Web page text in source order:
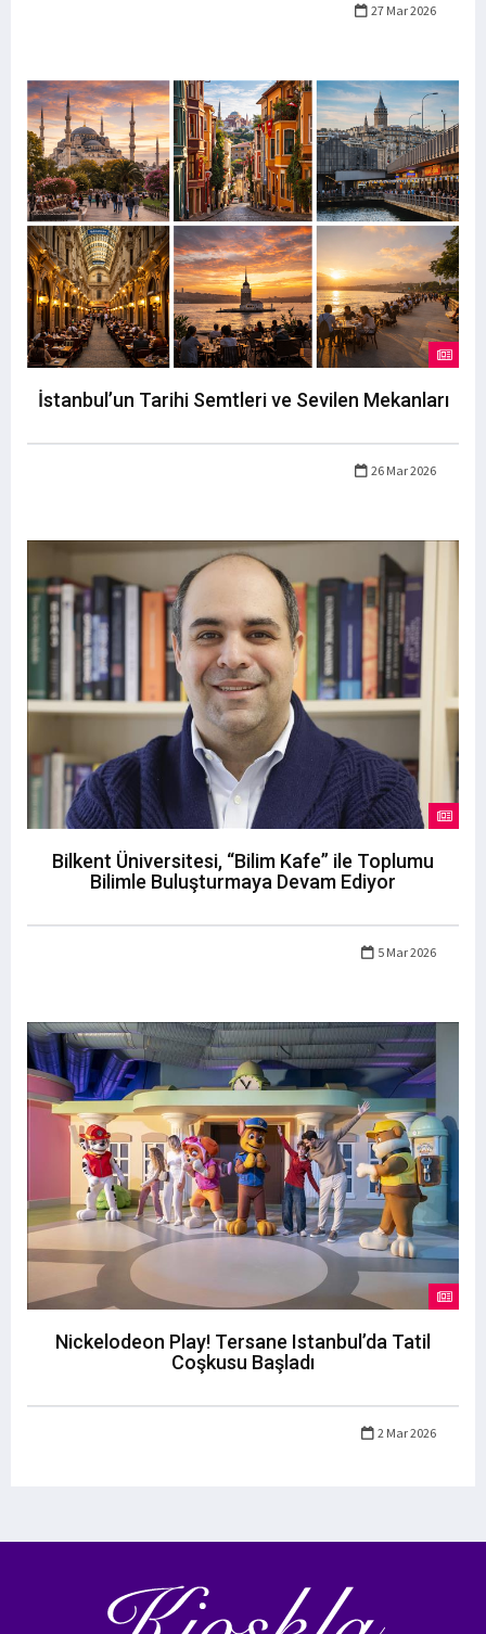
27 Mar 2026
İstanbul’un Tarihi Semtleri ve Sevilen Mekanları
26 Mar 2026
Bilkent Üniversitesi, “Bilim Kafe” ile Toplumu
Bilimle Buluşturmaya Devam Ediyor
5 Mar 2026
Nickelodeon Play! Tersane Istanbul’da Tatil
Coşkusu Başladı
2 Mar 2026